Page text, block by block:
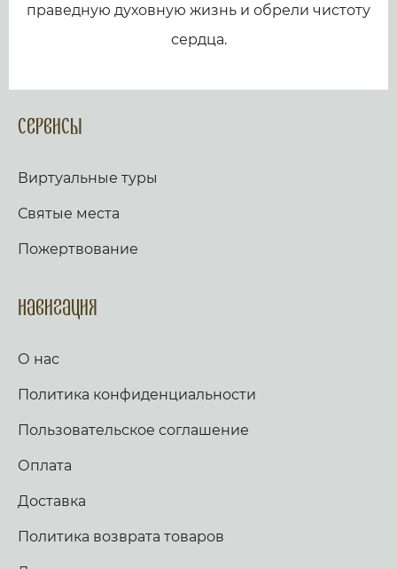
праведную духовную жизнь и обрели чистоту
сердца.
Сервисы
Виртуальные туры
Святые места
Пожертвование
Навигация
О нас
Политика конфиденциальности
Пользовательское соглашение
Оплата
Доставка
Политика возврата товаров